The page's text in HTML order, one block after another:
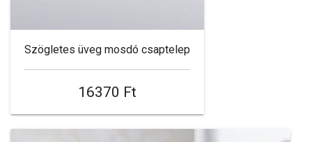
Szögletes üveg mosdó csaptelep
16370 Ft